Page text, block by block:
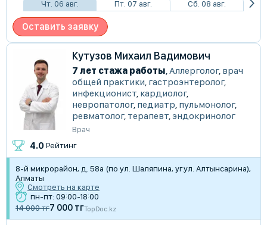
Чт. 06 авг. Пт. 07 авг. Сб. 08 авг.
Оставить заявку
Кутузов Михаил Вадимович
7 лет стажа работы,Аллерголог, врач
общей практики, гастроэнтеролог,
инфекционист, кардиолог,
невропатолог, педиатр, пульмонолог,
ревматолог, терапевт, эндокринолог
Врач
4.0 Рейтинг
8-й микрорайон, д. 58а (по ул. Шаляпина, уг.ул. Алтынсарина),
Алматы
Смотреть на карте
пн-пт: 09:00-18:00
14 000 тг7 000 тгTopDoc.kz